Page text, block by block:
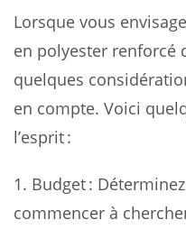
Lorsque vous
en polyester renforcé
quelques
en compte. Voici
l’esprit :
1. Budget :
commencer à